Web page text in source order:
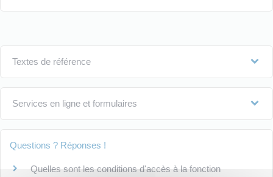
Textes de référence
Services en ligne et formulaires
Questions ? Réponses !
Quelles sont les conditions d'accès à la fonction